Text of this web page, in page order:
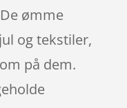
ømme
og tekstiler,
på dem.